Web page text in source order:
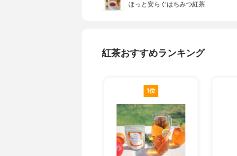
ほっと安らぐはちみつ紅茶
紅茶おすすめランキング
1位